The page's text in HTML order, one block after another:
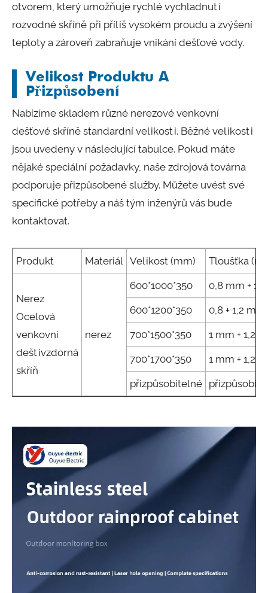
otvorem, který umožňuje rychlé vychladnutí
rozvodné skříně při příliš vysokém proudu a zvýšení
teploty a zároveň zabraňuje vnikání dešťové vody.
Velikost Produktu A
Přizpůsobení
Nabízíme skladem různé nerezové venkovní
dešťové skříně standardní velikosti. Běžné velikosti
jsou uvedeny v následující tabulce. Pokud máte
nějaké speciální požadavky, naše zdrojová továrna
podporuje přizpůsobené služby. Můžete uvést své
specifické potřeby a náš tým inženýrů vás bude
kontaktovat.
Produkt Materiál Velikost (mm) Tloušťka
Nerez
Ocelová
venkovní
deštivzdorná
skříň
nerez
600*1000*350 0,8 mm + 1
600*1200*350 0,8 + 1,2 mm
700*1500*350 1 mm + 1,2
700*1700*350 1 mm + 1,2
přizpůsobitelné